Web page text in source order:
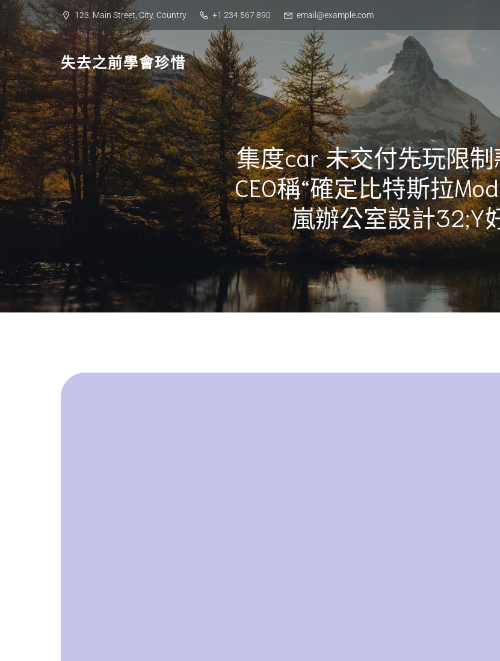
Skip
to
content
123, Main Street, City, Country +1 234 567 890 email@example.com
失去之前學會珍惜
集度car 未交付先玩限
CEO稱“確定比特斯拉
嵐辦公室設計32;Y